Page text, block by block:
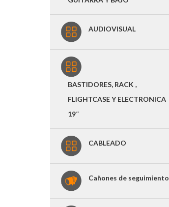
AUDIOVISUAL
BASTIDORES, RACK ,
FLIGHTCASE Y ELECTRONICA
19″
CABLEADO
Cañones de seguimiento